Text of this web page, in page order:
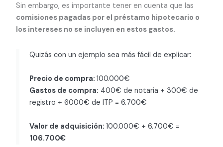
Sin embargo, es importante tener en cuenta que las
comisiones pagadas por el préstamo hipotecario o
los intereses no se incluyen en estos gastos.
Quizás con un ejemplo sea más fácil de explicar:
Precio de compra:100.000€
Gastos de compra: 400€ de notaria + 300€ de
registro + 6000€ de ITP = 6.700€
Valor de adquisición:100.000€ + 6.700€ =
106.700€